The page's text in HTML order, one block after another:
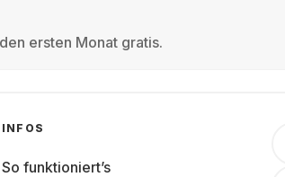
ersten Monat gratis.
INFOS
So funktioniert’s